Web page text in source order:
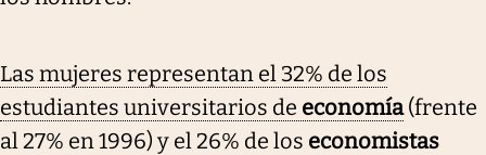
Las mujeres representan el 32% de los
estudiantes universitarios de economía(frente
al 27% en 1996) y el 26% de los economistas